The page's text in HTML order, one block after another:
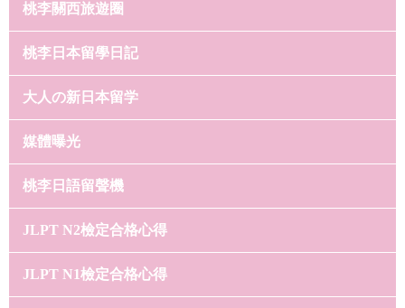
桃李關西旅遊圈
桃李日本留學日記
大人の新日本留学
媒體曝光
桃李日語留聲機
JLPT N2檢定合格心得
JLPT N1檢定合格心得